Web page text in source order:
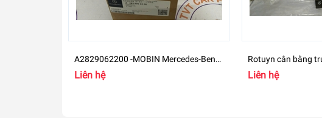
A2829062200 -MOBIN Mercedes-Benz
BLiên hệ
Rotuyn cân bằng
GLB 200 -
Liên hệ